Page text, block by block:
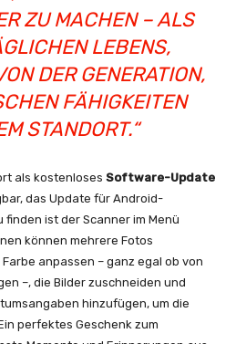
ZU MACHEN – ALS
LEBENS,
DER GENERATION,
FÄHIGKEITEN
STANDORT.“
als kostenloses Software-Update
das Update für Android-
finden ist der Scanner im Menü
können mehrere Fotos
anpassen – ganz egal ob von
–, die Bilder zuschneiden und
hinzufügen, um die
perfektes Geschenk zum